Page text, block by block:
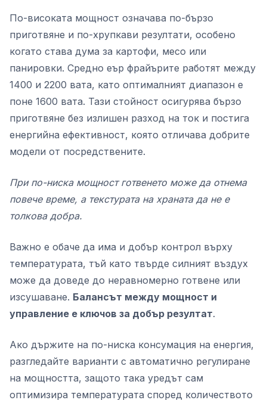
По-високата мощност означава по-бързо
приготвяне и по-хрупкави резултати, особено
когато става дума за картофи, месо или
панировки. Средно еър фрайърите работят между
1400 и 2200 вата, като оптималният диапазон е
поне 1600 вата. Тази стойност осигурява бързо
приготвяне без излишен разход на ток и постига
енергийна ефективност, която отличава добрите
модели от посредствените.
При по-ниска мощност готвенето може да отнема
повече време, а текстурата на храната да не е
толкова добра.
Важно е обаче да има и добър контрол върху
температурата, тъй като твърде силният въздух
може да доведе до неравномерно готвене или
изсушаване. Балансът между мощност и
управление е ключов за добър резултат.
Ако държите на по-ниска консумация на енергия,
разгледайте варианти с автоматично регулиране
на мощността, защото така уредът сам
оптимизира температурата според количеството